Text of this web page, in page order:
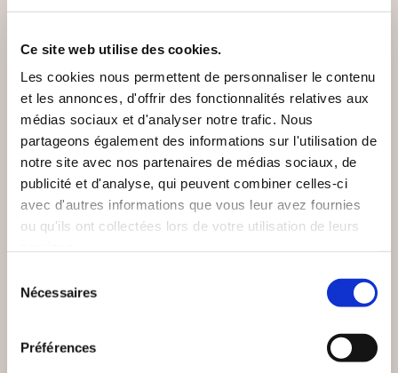
Ce site web utilise des cookies.
Les cookies nous permettent de personnaliser le contenu
et les annonces, d'offrir des fonctionnalités relatives aux
médias sociaux et d'analyser notre trafic. Nous
partageons également des informations sur l'utilisation de
notre site avec nos partenaires de médias sociaux, de
publicité et d'analyse, qui peuvent combiner celles-ci
avec d'autres informations que vous leur avez fournies
ou qu'ils ont collectées lors de votre utilisation de leurs
Nécessaires
Préférences
Claude Janvier